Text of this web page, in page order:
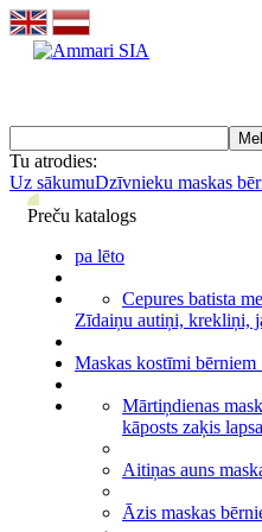
Tu atrodies:
Uz sākumuDzīvnieku maskas
Preču katalogs
pa lēto
Cepures batista
Zīdaiņu autiņi, krekliņi,
Maskas kostīmi
Mārtiņdienas
kāposts zaķis
Aitiņas auns
Āzis maskas